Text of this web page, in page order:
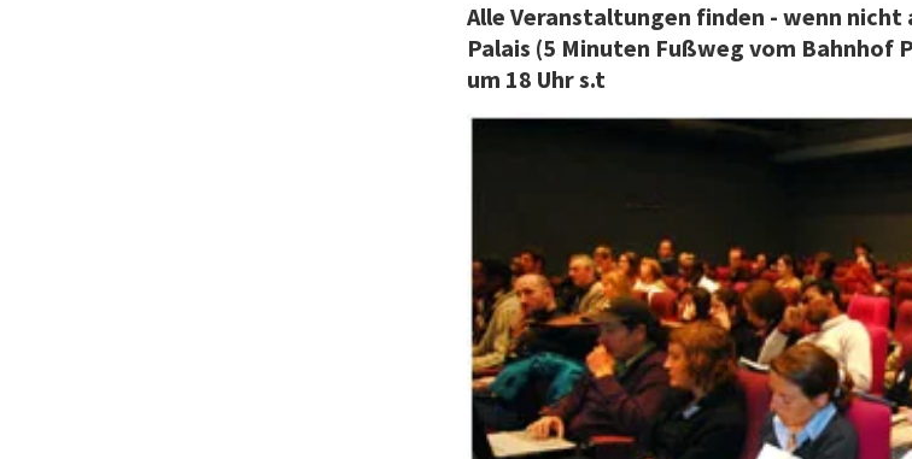
Alle Veranstaltungen finden - wenn
Palais (5 Minuten Fußweg vom Bahnhof
um 18 Uhr s.t